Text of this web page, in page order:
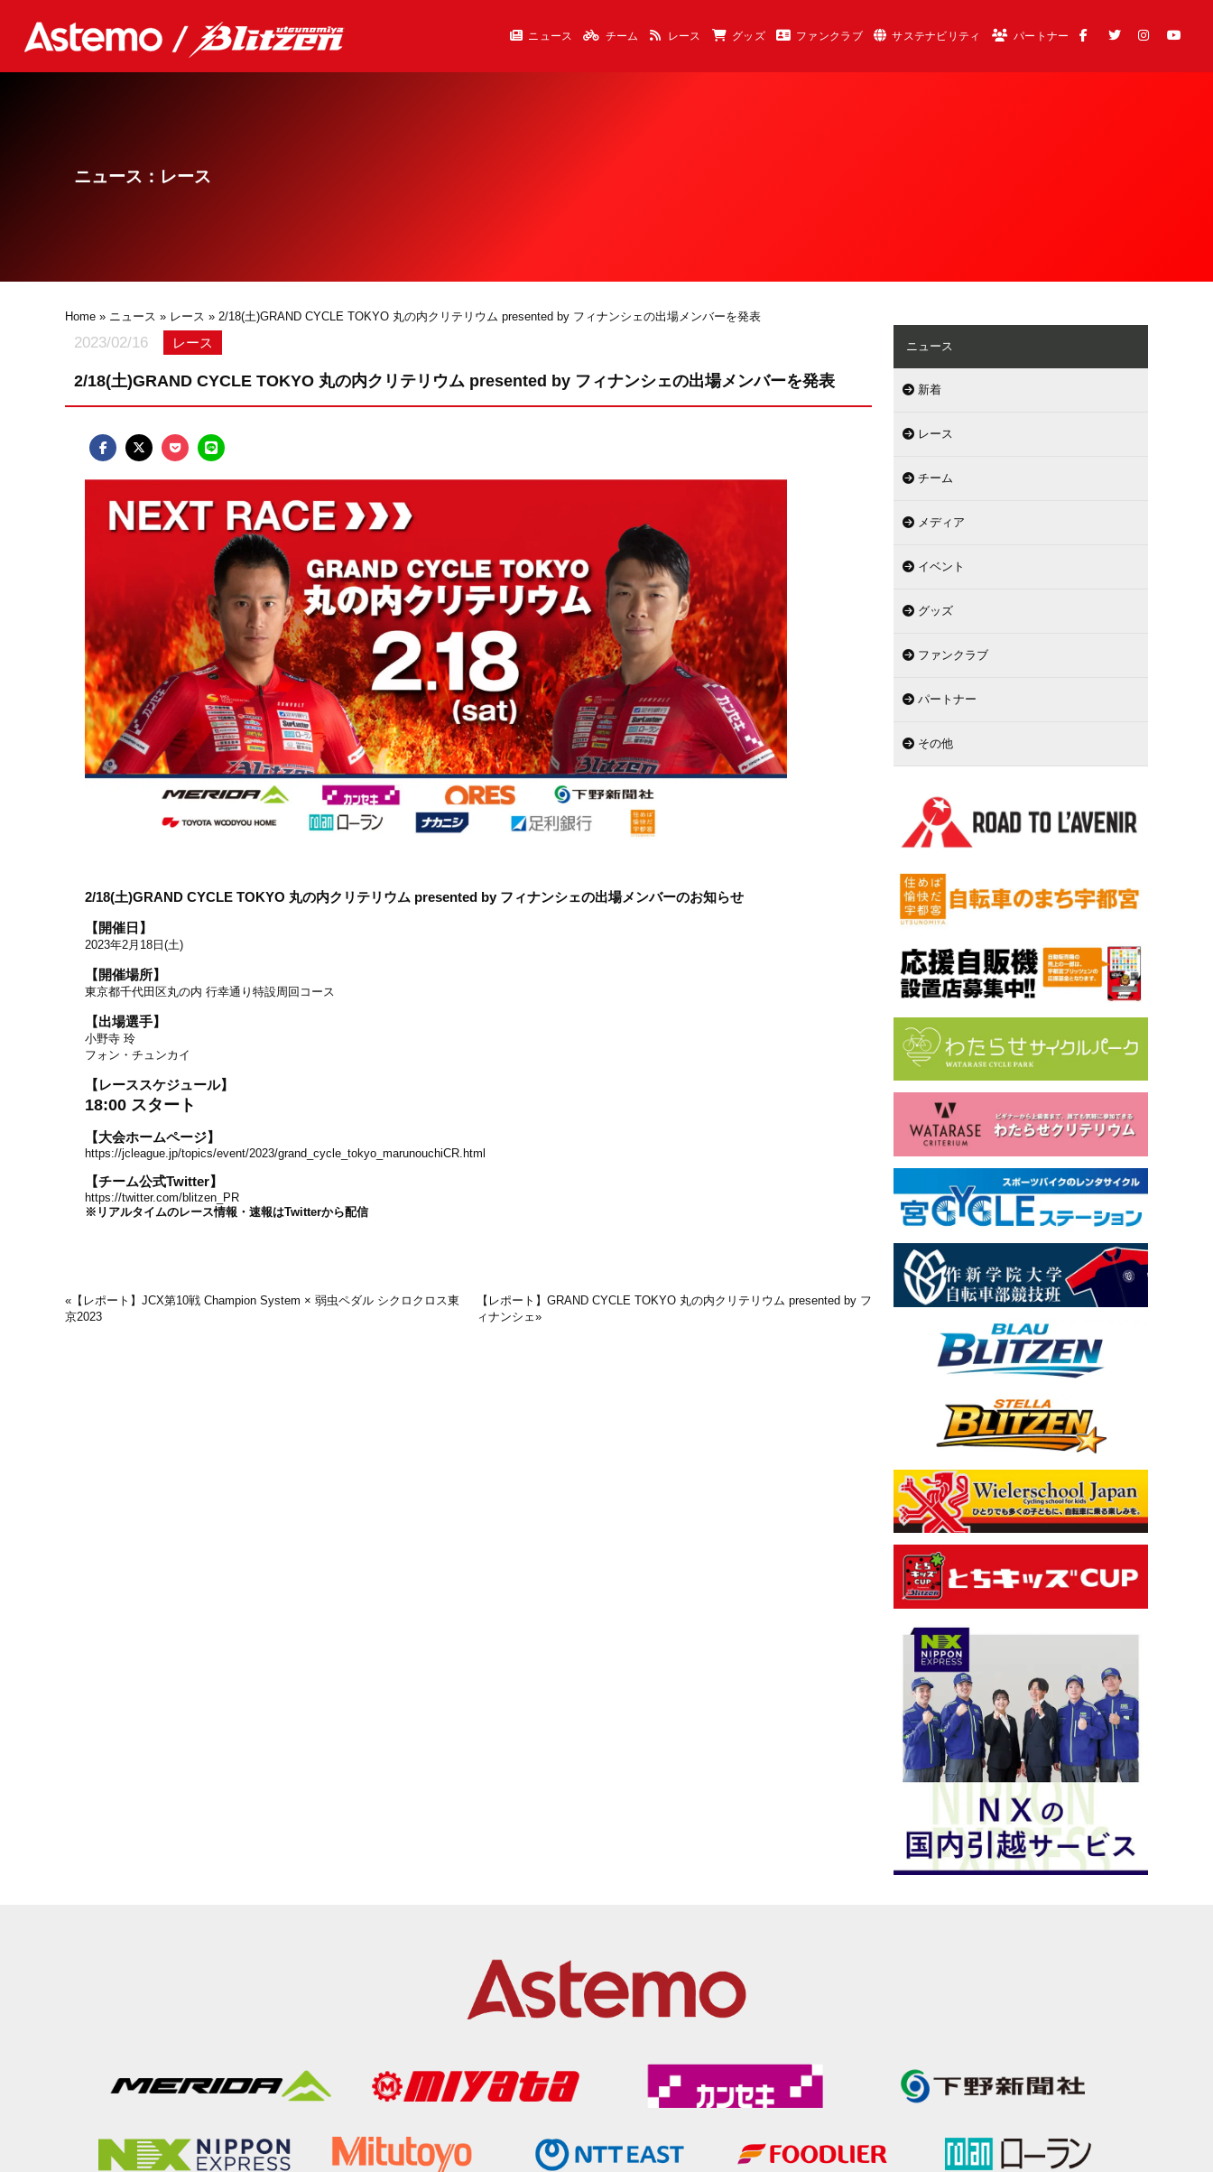
ニュース チーム レース グッズ ファンクラブ サステナビリティ パートナー
ニュース：レース
Home » ニュース » レース » 2/18(土)GRAND CYCLE TOKYO 丸の内クリテリウム presented by フィナンシェの出場メンバーを発表
2023/02/16 レース
2/18(土)GRAND CYCLE TOKYO 丸の内クリテリウム presented by フィナンシェの出場メンバーを発表
2/18(土)GRAND CYCLE TOKYO 丸の内クリテリウム presented by フィナンシェの出場メンバーのお知らせ
【開催日】
2023年2月18日(土)
【開催場所】
東京都千代田区丸の内 行幸通り特設周回コース
【出場選手】
小野寺 玲
フォン・チュンカイ
【レーススケジュール】
18:00 スタート
【大会ホームページ】
https://jcleague.jp/topics/event/2023/grand_cycle_tokyo_marunouchiCR.html
【チーム公式Twitter】
https://twitter.com/blitzen_PR
※リアルタイムのレース情報・速報はTwitterから配信
« 【レポート】JCX第10戦 Champion System × 弱虫ペダル シクロクロス東
京2023
【レポート】GRAND CYCLE TOKYO 丸の内クリテリウム presented by フ
ィナンシェ»
ニュース
新着
レース
チーム
メディア
イベント
グッズ
ファンクラブ
パートナー
その他